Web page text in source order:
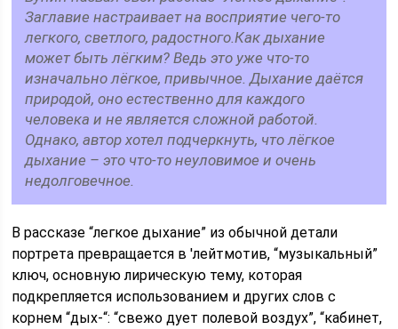
Заглавие настраивает на восприятие чего-то
легкого, светлого, радостного.Как дыхание
может быть лёгким? Ведь это уже что-то
изначально лёгкое, привычное. Дыхание даётся
природой, оно естественно для каждого
человека и не является сложной работой.
Однако, автор хотел подчеркнуть, что лёгкое
дыхание – это что-то неуловимое и очень
недолговечное.
В рассказе “легкое дыхание” из обычной детали
портрета превращается в 'лейтмотив, “музыкальный”
ключ, основную лирическую тему, которая
подкрепляется использованием и других слов с
корнем “дых-“: “свежо дует полевой воздух”, “кабинет,